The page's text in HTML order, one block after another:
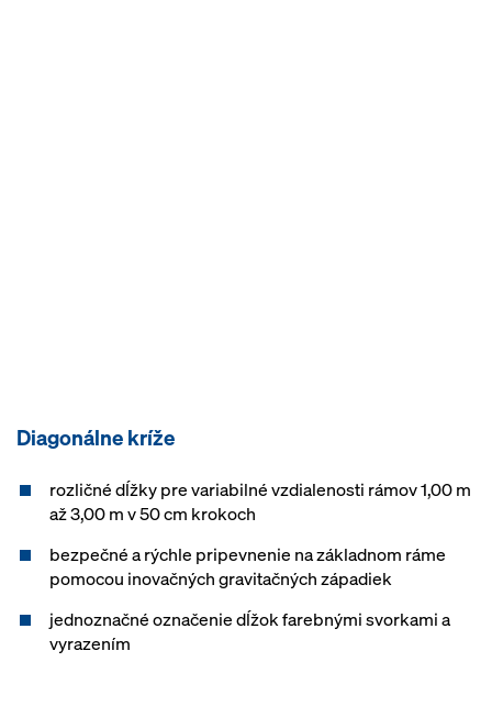
Diagonálne kríže
rozličné dĺžky pre variabilné vzdialenosti rámov 1,00 m
až 3,00 m v 50 cm krokoch
bezpečné a rýchle pripevnenie na základnom ráme
pomocou inovačných gravitačných západiek
jednoznačné označenie dĺžok farebnými svorkami a
vyrazením